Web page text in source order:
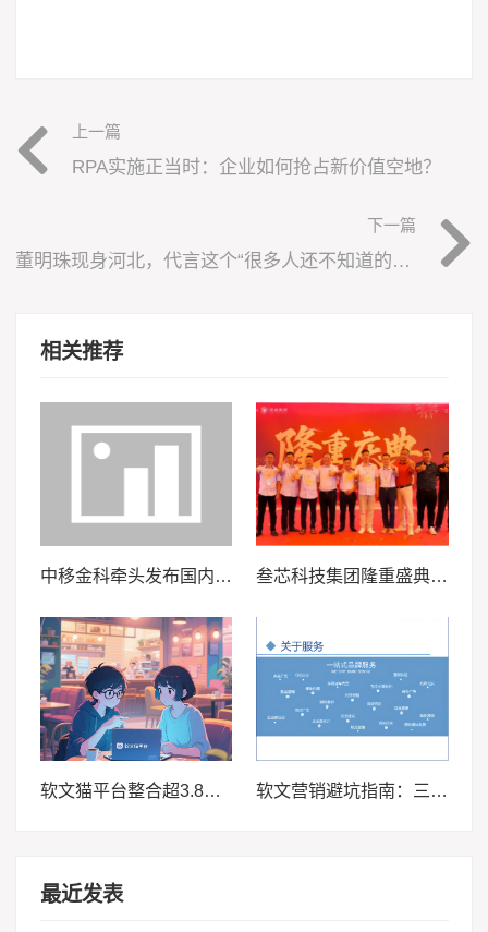
上一篇
RPA实施正当时：企业如何抢占新价值空地？
下一篇
董明珠现身河北，代言这个“很多人还不知道的微店”！引爆全场
相关推荐
中移金科牵头发布国内首个公共出行碳普惠团体标准 叁芯科技集团隆重盛典 | 共襄盛举，筑梦未来
软文猫平台整合超3.8万媒体资源 破解企业软文营销“收录慢、覆盖窄”痛点 软文营销避坑指南：三招击碎空想，让创意精准引爆流量
最近发表